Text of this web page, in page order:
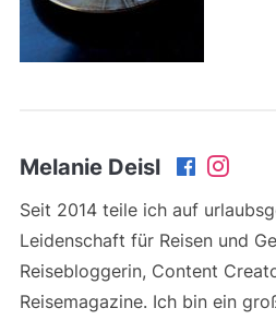
Melanie Deisl
Seit 2014 teile ich auf
Leidenschaft für Reisen und
Reisebloggerin, Content
Reisemagazine. Ich bin ein